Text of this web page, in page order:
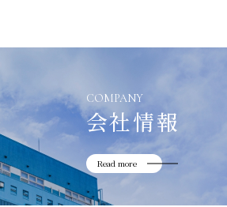
COMPANY
会社情報
Read more